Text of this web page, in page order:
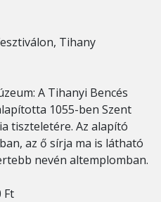
Tihany
A Tihanyi Bencés
1055-ben Szent
tiszteletére. Az alapító
az ő sírja ma is látható
nevén altemplomban.
Ft